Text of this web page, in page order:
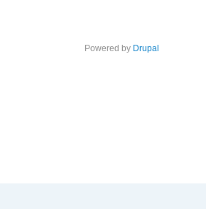
Powered by Drupal